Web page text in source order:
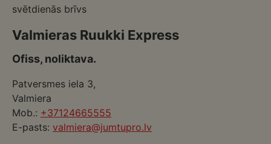
svētdienās brīvs
Valmieras Ruukki Express
Ofiss, noliktava.
Patversmes iela 3,
Valmiera
Mob.: +37124665555
E-pasts: valmiera@jumtupro.lv